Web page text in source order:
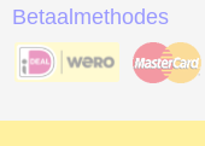
Betaalmethodes